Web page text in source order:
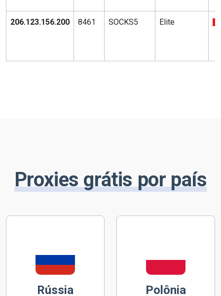
206.123.156.200 8461 SOCKS5 Elite
Proxies grátis por país
Rússia Polônia